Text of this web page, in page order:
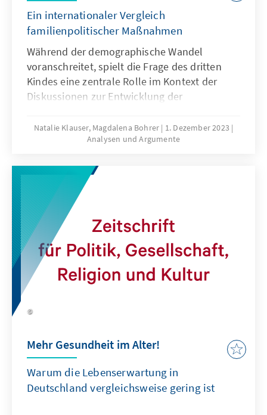
Ein internationaler Vergleich
familienpolitischer Maßnahmen
Während der demographische Wandel
voranschreitet, spielt die Frage des dritten
Kindes eine zentrale Rolle im Kontext der
Diskussionen zur Entwicklung der
beeinflussen die Entscheidung von Paaren,
ihren Wunsch nach mehr Kindern umzusetzen
Maßnahmen werden Mehrkindfamilien
beispielsweise in Frankreich und
Skandinavien unterstützt?
Natalie Klauser, Magdalena Bohrer
1. Dezember 2023
Analysen und Argumente
Mehr Gesundheit im Alter!
Warum die Lebenserwartung in
Deutschland vergleichsweise gering ist